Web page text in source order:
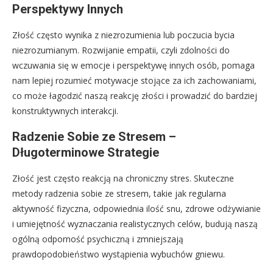
Perspektywy Innych
Złość często wynika z niezrozumienia lub poczucia bycia
niezrozumianym. Rozwijanie empatii, czyli zdolności do
wczuwania się w emocje i perspektywę innych osób, pomaga
nam lepiej rozumieć motywacje stojące za ich zachowaniami,
co może łagodzić naszą reakcję złości i prowadzić do bardziej
konstruktywnych interakcji.
Radzenie Sobie ze Stresem –
Długoterminowe Strategie
Złość jest często reakcją na chroniczny stres. Skuteczne
metody radzenia sobie ze stresem, takie jak regularna
aktywność fizyczna, odpowiednia ilość snu, zdrowe odżywianie
i umiejętność wyznaczania realistycznych celów, budują naszą
ogólną odporność psychiczną i zmniejszają
prawdopodobieństwo wystąpienia wybuchów gniewu.